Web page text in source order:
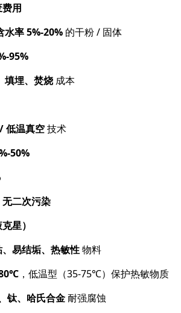
用
水率 5%-20% 的干粉 / 固体
95%
填埋、焚烧 成本
低温真空技术
50%
无二次污染
星）
易结垢、热敏性物料
，低温型（35-75℃）保护热敏物质
钛、哈氏合金耐强腐蚀